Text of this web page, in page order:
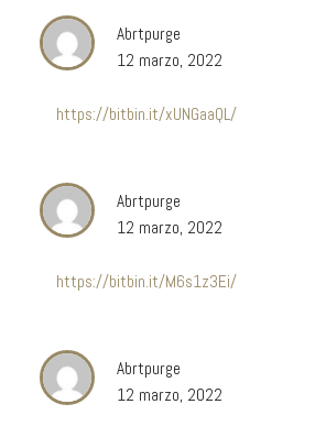
Abrtpurge
12 marzo, 2022
https://bitbin.it/xUNGaaQL/
Abrtpurge
12 marzo, 2022
https://bitbin.it/M6s1z3Ei/
Abrtpurge
12 marzo, 2022